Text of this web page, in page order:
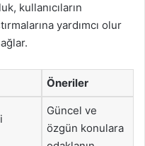
kullanıcıların
yardımcı olur
Öneriler
Güncel ve
özgün konulara